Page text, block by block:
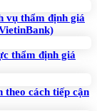
vụ thẩm định giá
thẩm định giá
theo cách tiếp cận